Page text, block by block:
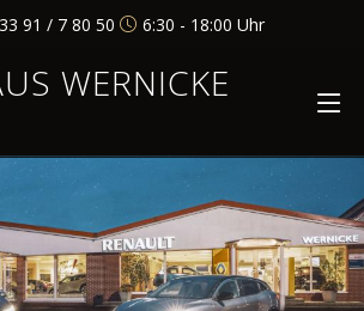
91 / 7 80 50 6:30 - 18:00 Uhr
WERNICKE